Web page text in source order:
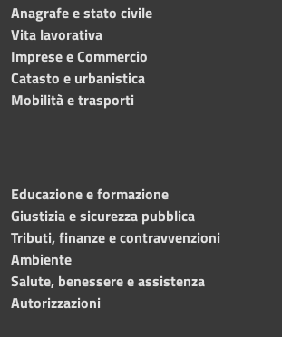
Anagrafe e stato civile
Vita lavorativa
Imprese e Commercio
Catasto e urbanistica
Mobilità e trasporti
Educazione e formazione
Giustizia e sicurezza pubblica
Tributi, finanze e contravvenzioni
Ambiente
Salute, benessere e assistenza
Autorizzazioni